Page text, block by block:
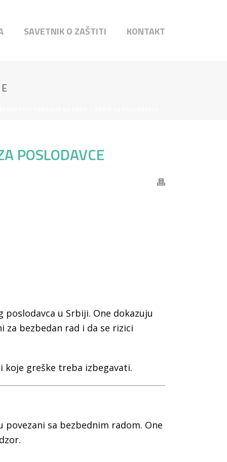
SAVETNIK O ZAŠTITI KONTAKT
POSLODAVCE
u Srbiji. One dokazuju
za bezbedan rad i da se rizici
koje greške treba izbegavati.
sa bezbednim radom. One